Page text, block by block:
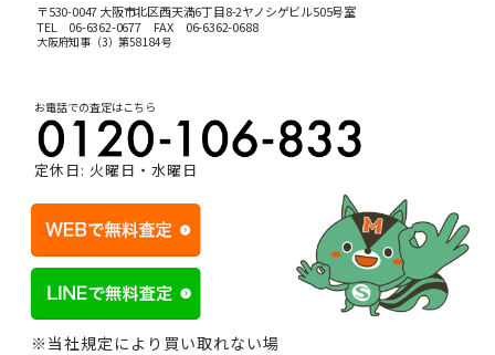
〒530-0047 大阪市北区西天満6丁目8-2ヤノシゲビル505号室
TEL 06-6362-0677FAX 06-6362-0688
大阪府知事（3）第58184号
お電話での査定はこちら
定休日: 火曜日・水曜日
※当社規定により買い取れない場